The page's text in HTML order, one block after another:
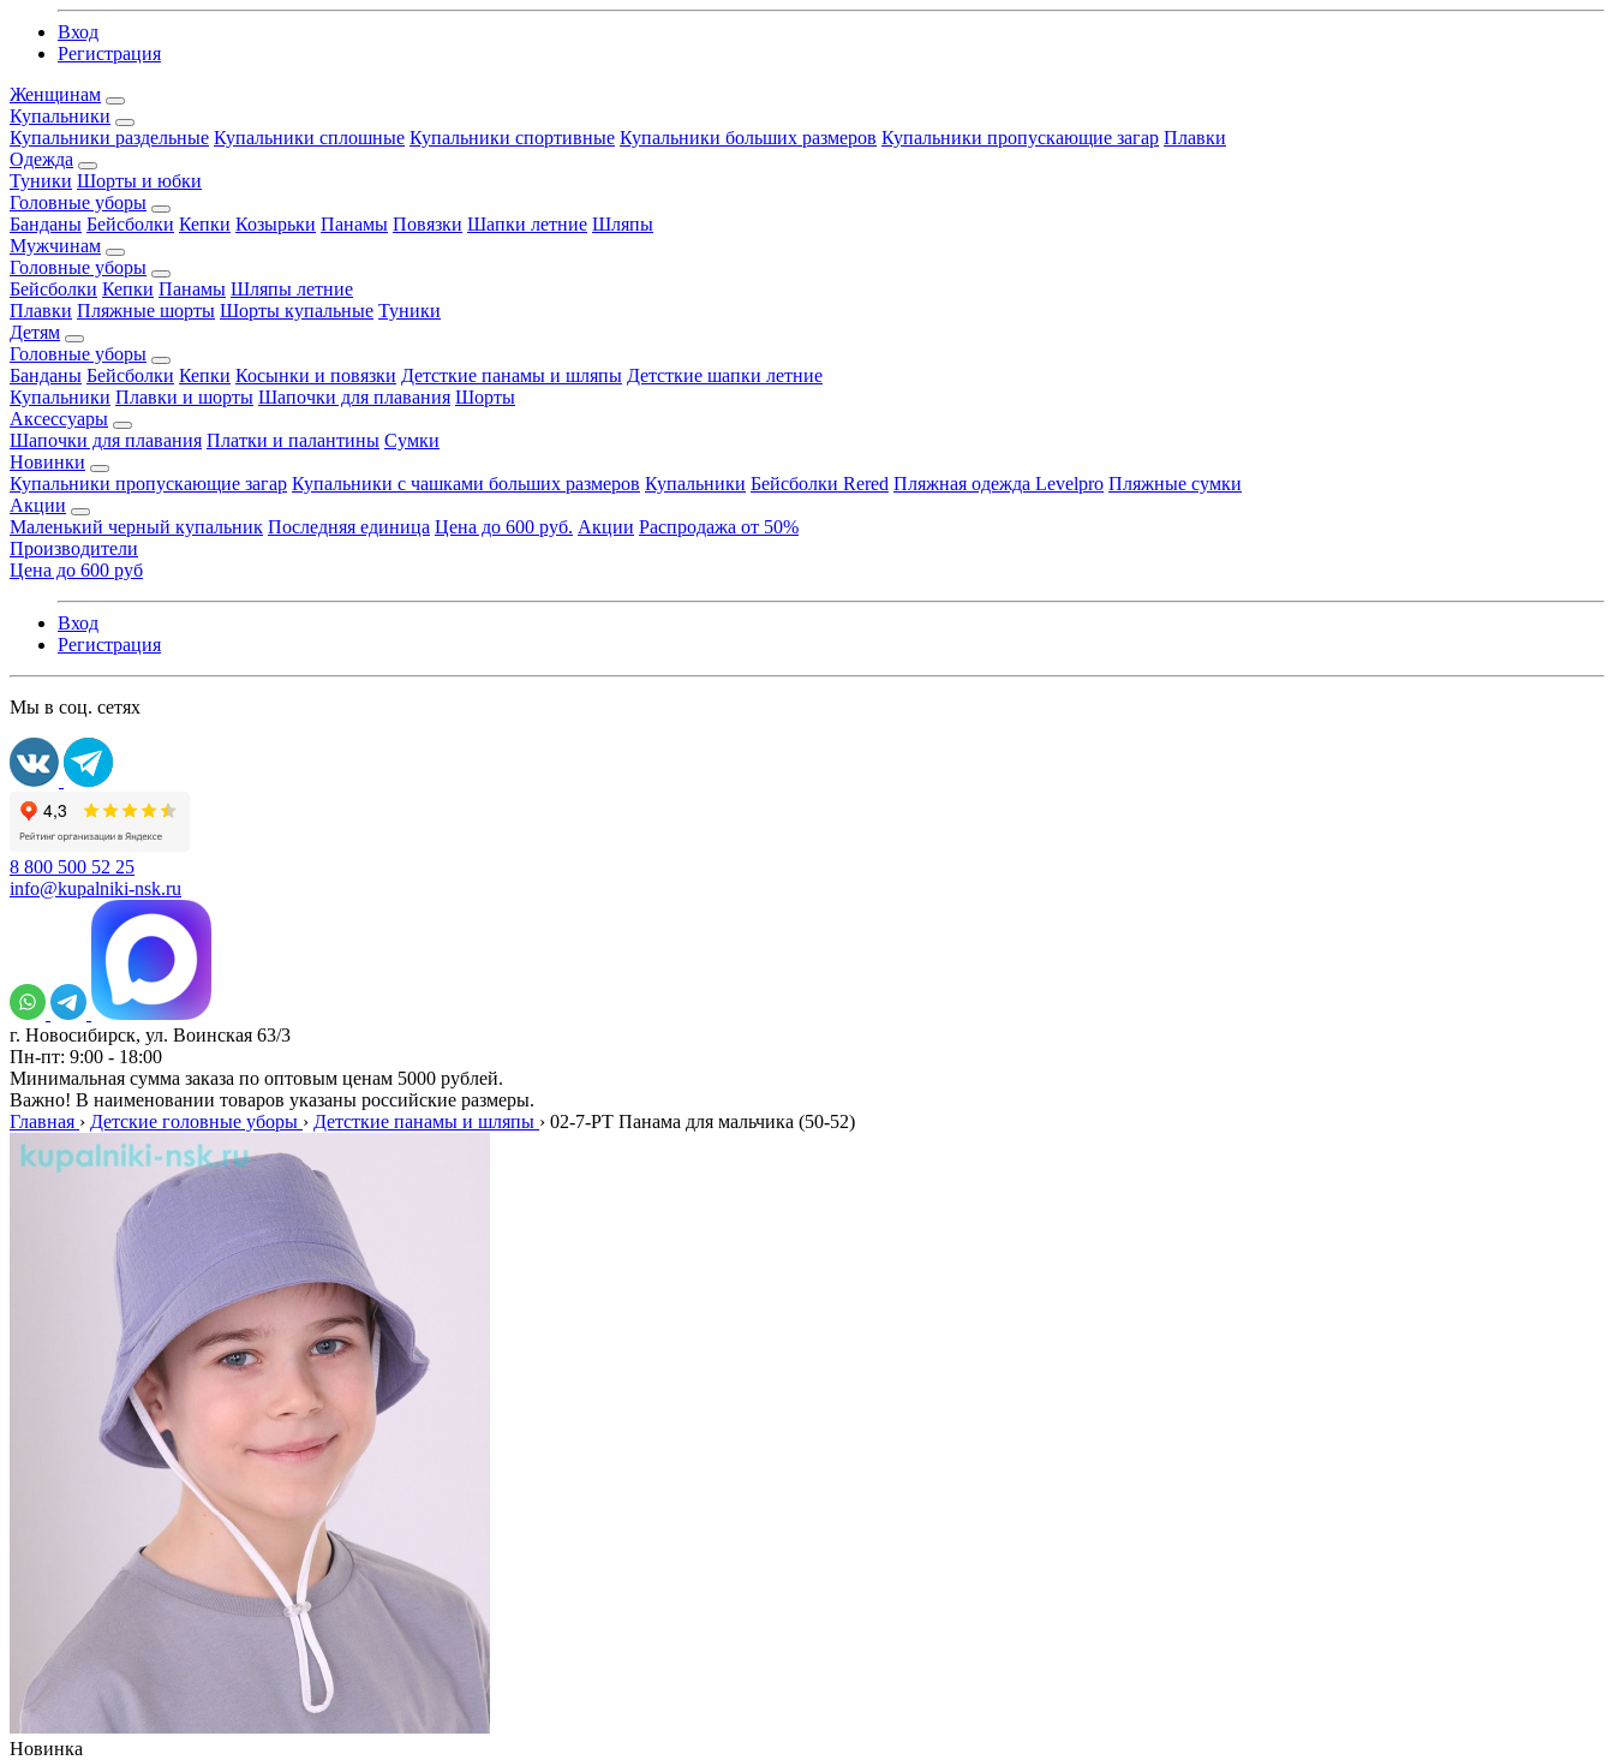
Вход
Регистрация
Женщинам
Купальники
Купальники раздельные Купальники сплошные Купальники спортивные Купальники больших размеров Купальники пропускающие загар Плавки
Одежда
Туники Шорты и юбки
Головные уборы
Банданы Бейсболки Кепки Козырьки Панамы Повязки Шапки летние Шляпы
Мужчинам
Головные уборы
Бейсболки Кепки Панамы Шляпы летние
Плавки Пляжные шорты Шорты купальные Туники
Детям
Головные уборы
Банданы Бейсболки Кепки Косынки и повязки Детсткие панамы и шляпы Детсткие шапки летние
Купальники Плавки и шорты Шапочки для плавания Шорты
Аксессуары
Шапочки для плавания Платки и палантины Сумки
Новинки
Купальники пропускающие загар Купальники с чашками больших размеров Купальники Бейсболки Rered Пляжная одежда Levelpro Пляжные сумки
Акции
Маленький черный купальник Последняя единица Цена до 600 руб. Акции Распродажа от 50%
Производители
Цена до 600 руб
Вход
Регистрация
Мы в соц. сетях
8 800 500 52 25
info@kupalniki-nsk.ru
г. Новосибирск, ул. Воинская 63/3
Пн-пт: 9:00 - 18:00
Минимальная сумма заказа по оптовым ценам 5000 рублей.
Важно! В наименовании товаров указаны российские размеры.
Главная › Детские головные уборы › Детсткие панамы и шляпы › 02-7-PT Панама для мальчика (50-52)
Новинка